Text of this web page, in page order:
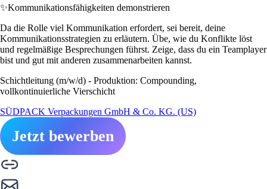
✨Kommunikationsfähigkeiten demonstrieren
Da die Rolle viel Kommunikation erfordert, sei bereit, deine
Kommunikationsstrategien zu erläutern. Übe, wie du Konflikte löst
und regelmäßige Besprechungen führst. Zeige, dass du ein Teamplayer
bist und gut mit anderen zusammenarbeiten kannst.
Schichtleitung (m/w/d) - Produktion: Compounding,
vollkontinuierliche Vierschicht
SÜDPACK Verpackungen GmbH & Co. KG. (US)
Jetzt bewerben